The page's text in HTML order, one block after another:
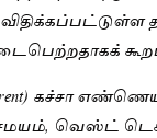
கச்சா
வெஸ்ட்